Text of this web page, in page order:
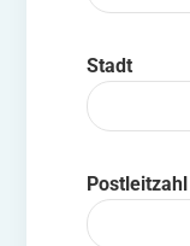
Stadt
Postleitzahl